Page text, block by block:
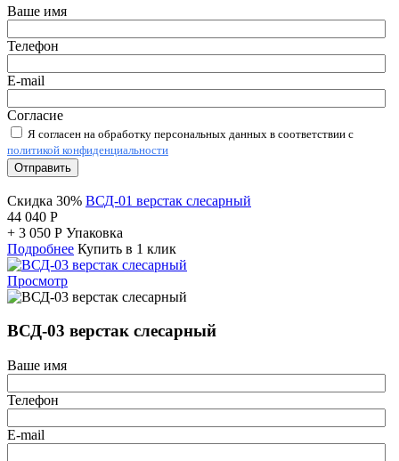
Ваше имя
Телефон
E-mail
Согласие
Я согласен на обработку персональных данных в соответствии с
политикой конфиденциальности
Отправить
Скидка 30% ВСД-01 верстак слесарный
44 040 Р
+ 3 050 Р Упаковка
Подробнее Купить в 1 клик
Просмотр
ВСД-03 верстак слесарный
Ваше имя
Телефон
E-mail